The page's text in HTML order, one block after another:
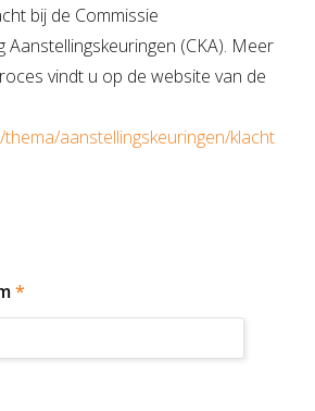
bij de Commissie
Aanstellingskeuringen (CKA). Meer
vindt u op de website van de
aanstellingskeuringen/klacht
*